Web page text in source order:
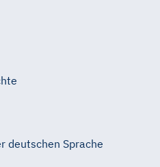
deutschen Sprache